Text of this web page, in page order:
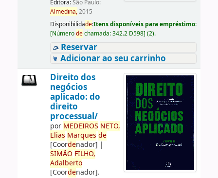
Editora:São Paulo:
Almedina,2015
Disponibilidade:Itens disponíveis para empréstimo:
[Númerodechamada:342.2 D598] (2).
Reservar
Adicionar ao seu carrinho
Direito dos
negócios
aplicado: do
direito
processual/
por MEDEIROS NETO,
Elias Marques de
[Coordenador] |
SIMÃO FILHO,
Adalberto
[Coordenador].